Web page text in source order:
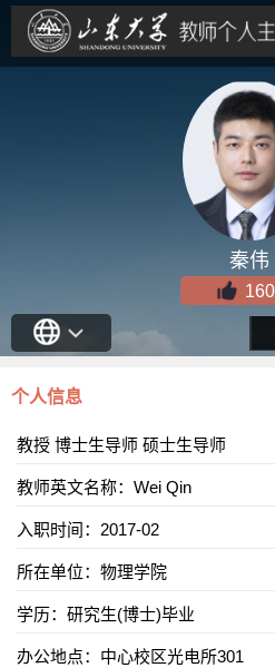
秦伟
个人信息
教授 博士生导师 硕士生导师
教师英文名称：Wei Qin
入职时间：2017-02
所在单位：物理学院
学历：研究生(博士)毕业
办公地点：中心校区光电所301